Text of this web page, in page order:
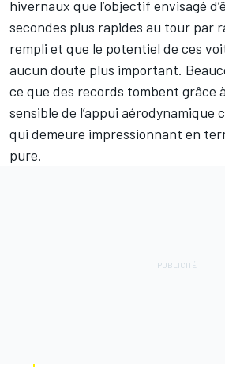
hivernaux que l’objectif envisagé
secondes plus rapides au tour par
rempli et que le potentiel de ces
aucun doute plus important.
ce que des records tombent grâce
sensible de l’appui aérodynamique
qui demeure impressionnant en
pure.